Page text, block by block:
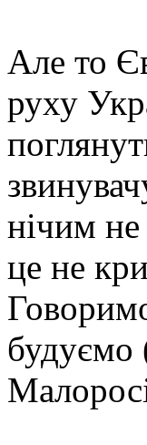
Але то
руху
нічим
це не
будуємо